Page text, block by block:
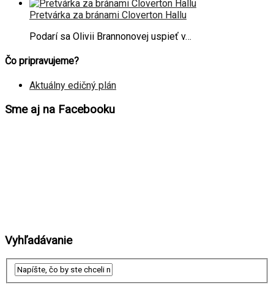
Pretvárka za bránami Cloverton Hallu
Podarí sa Olivii Brannonovej uspieť v…
Čo pripravujeme?
Aktuálny edičný plán
Sme aj na Facebooku
Vyhľadávanie